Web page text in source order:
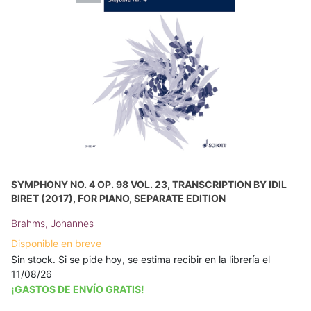
SYMPHONY NO. 4 OP. 98 VOL. 23, TRANSCRIPTION BY IDIL
BIRET (2017), FOR PIANO, SEPARATE EDITION
Brahms, Johannes
Disponible en breve
Sin stock. Si se pide hoy, se estima recibir en la librería el
11/08/26
¡GASTOS DE ENVÍO GRATIS!